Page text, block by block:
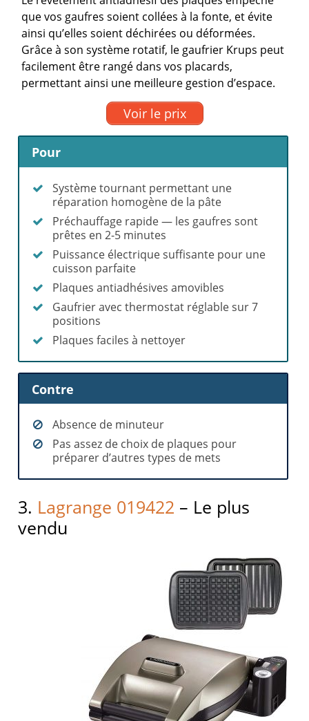
que vos gaufres soient collées à la fonte, et évite
ainsi qu’elles soient déchirées ou déformées.
Grâce à son système rotatif, le gaufrier Krups peut
facilement être rangé dans vos placards,
permettant ainsi une meilleure gestion d’espace.
Voir le prix
Pour
Système tournant permettant une
réparation homogène de la pâte
Préchauffage rapide — les gaufres sont
prêtes en 2-5 minutes
Puissance électrique suffisante pour une
cuisson parfaite
Plaques antiadhésives amovibles
Gaufrier avec thermostat réglable sur 7
positions
Plaques faciles à nettoyer
Contre
Absence de minuteur
Pas assez de choix de plaques pour
préparer d’autres types de mets
3. Lagrange 019422 – Le plus
vendu